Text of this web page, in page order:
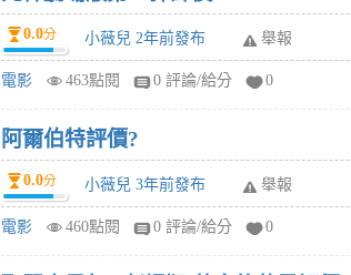
0.0分 小薇兒 2年前發布 舉報
電影 463點閱 0 評論/給分 0
阿爾伯特評價?
0.0分 小薇兒 3年前發布 舉報
電影 460點閱 0 評論/給分 0